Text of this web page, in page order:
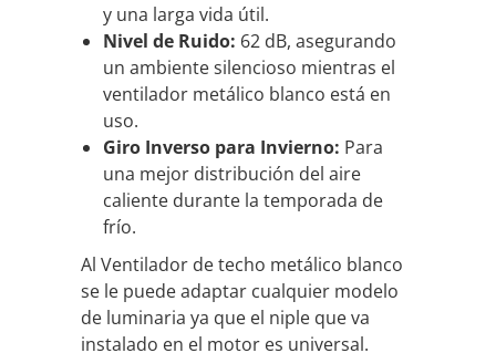
y una larga vida útil.
Nivel de Ruido: 62 dB, asegurando
un ambiente silencioso mientras el
ventilador metálico blanco está en
uso.
Giro Inverso para Invierno: Para
una mejor distribución del aire
caliente durante la temporada de
frío.
Al Ventilador de techo metálico blanco
se le puede adaptar cualquier modelo
de luminaria ya que el niple que va
instalado en el motor es universal.